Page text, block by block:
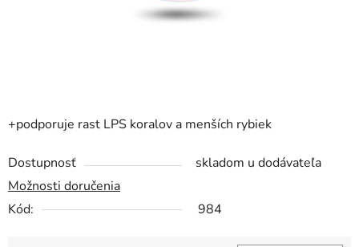
+podporuje rast LPS koralov a menších rybiek
Dostupnosť
skladom u dodávateľa
Možnosti doručenia
Kód:
984